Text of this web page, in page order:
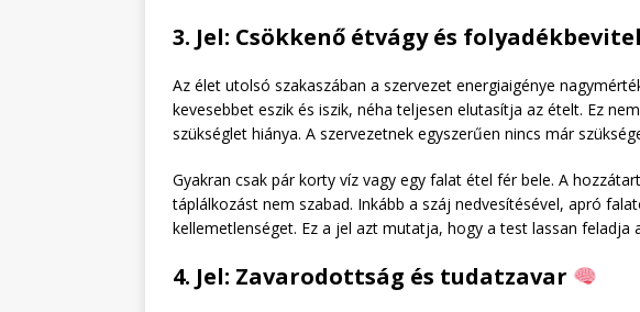
3. Jel: Csökkenő étvágy és folyadékbevitel
Az élet utolsó szakaszában a szervezet energiaigénye
kevesebbet eszik és iszik, néha teljesen elutasítja az ételt. Ez
szükséglet hiánya. A szervezetnek egyszerűen nincs már
Gyakran csak pár korty víz vagy egy falat étel fér bele. A
táplálkozást nem szabad. Inkább a száj nedvesítésével, apró
kellemetlenséget. Ez a jel azt mutatja, hogy a test lassan feladja
4. Jel: Zavarodottság és tudatzavar